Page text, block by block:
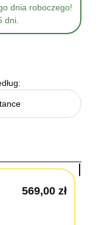
dnia roboczego!
dni.
569,00 zł